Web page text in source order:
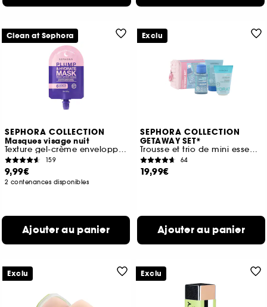
SEPHORA COLLECTION
Masques visage nuit
Texture gel-crème enveloppante hydratante
159
9,99€
2 contenances disponibles
Ajouter au panier
Clean at Sephora
SEPHORA COLLECTION
GETAWAY SET*
Trousse et trio de mini essentiels soin
64
19,99€
Ajouter au panier
Exclu
Exclu Exclu